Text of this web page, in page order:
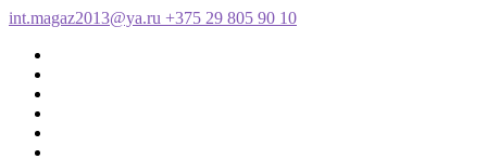
int.magaz2013@ya.ru +375 29 805 90 10